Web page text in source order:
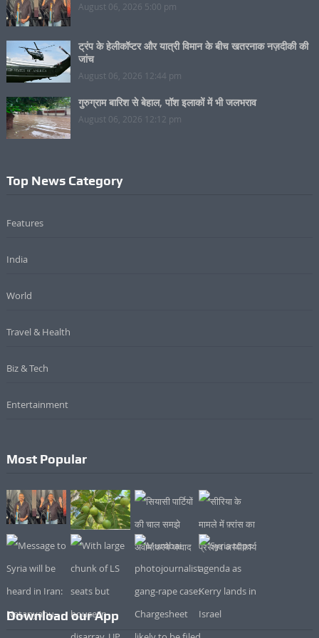
August 06, 2026 5:00 pm
ट्रंप के हेलीकॉप्टर और यात्री विमान के बीच खतरनाक नज़दीकी की
जांच
August 06, 2026 12:44 pm
गुरुग्राम बारिश से बेहाल, पॉश इलाकों में भी जलभराव
August 06, 2026 12:12 pm
Top News Category
Features
India
World
Travel & Health
Biz & Tech
Entertainment
Most Popular
Download our App